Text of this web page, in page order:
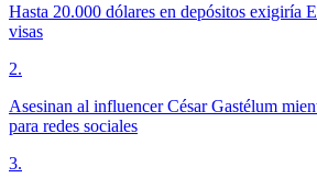
Hasta 20.000 dólares en depósitos exigiría
visas
2.
Asesinan al influencer César Gastélum
para redes sociales
3.